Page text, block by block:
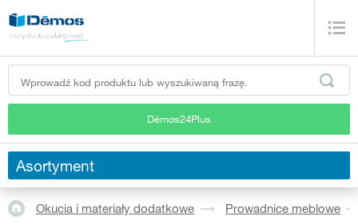
Démos24Plus
Asortyment
Okucia i materiały dodatkowe Prowadnice meblowe